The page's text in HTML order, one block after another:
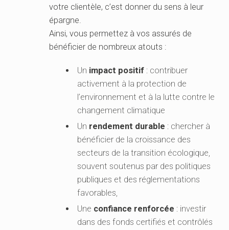
votre clientèle, c’est donner du sens à leur
épargne.
Ainsi, vous permettez à vos assurés de
bénéficier de nombreux atouts :
Un impact positif: contribuer
activement à la protection de
l’environnement et à la lutte contre le
changement climatique
Un rendement durable : chercher à
bénéficier de la croissance des
secteurs de la transition écologique,
souvent soutenus par des politiques
publiques et des réglementations
favorables,
Une confiance renforcée : investir
dans des fonds certifiés et contrôlés